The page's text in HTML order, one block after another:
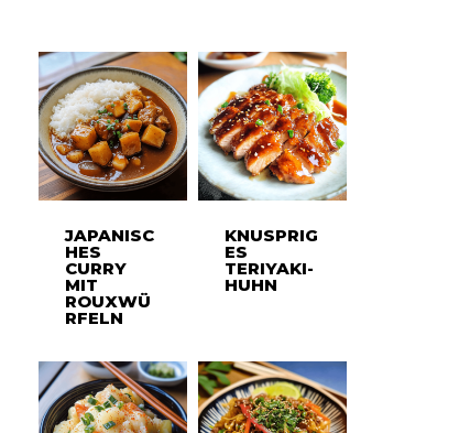
JAPANISC
HES
CURRY
MIT
ROUXWÜ
RFELN
KNUSPRIG
ES
TERIYAKI-
HUHN